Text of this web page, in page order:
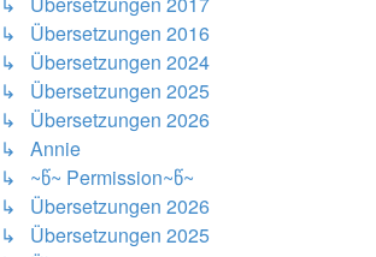
↳ Übersetzungen 2016
↳ Übersetzungen 2024
↳ Übersetzungen 2025
↳ Übersetzungen 2026
↳ Annie
↳ ~წ~ Permission~წ~
↳ Übersetzungen 2026
↳ Übersetzungen 2025